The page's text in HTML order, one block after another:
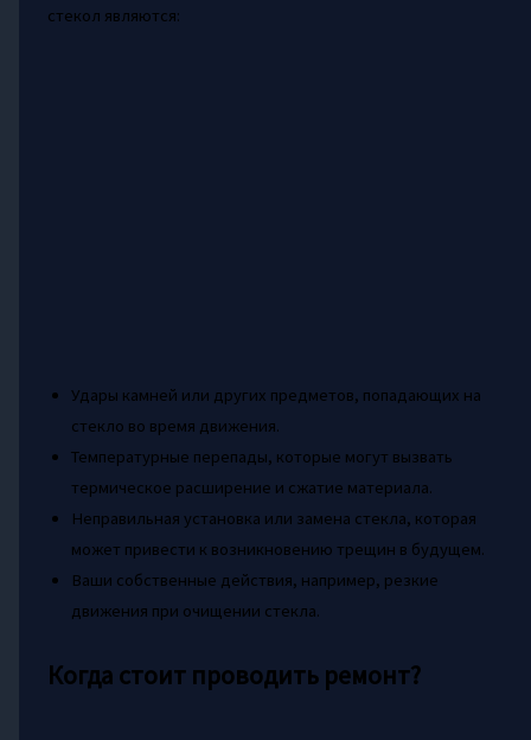
стекол являются:
Удары камней или других предметов, попадающих на
стекло во время движения.
Температурные перепады, которые могут вызвать
термическое расширение и сжатие материала.
Неправильная установка или замена стекла, которая
может привести к возникновению трещин в будущем.
Ваши собственные действия, например, резкие
движения при очищении стекла.
Когда стоит проводить ремонт?